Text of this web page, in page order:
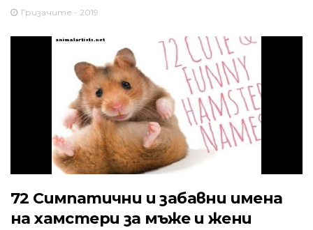
Гризачите - 2019
72 Симпатични и забавни имена
на хамстери за мъже и жени